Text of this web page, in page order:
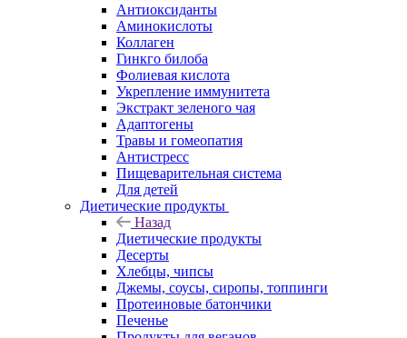
Антиоксиданты
Аминокислоты
Коллаген
Гинкго билоба
Фолиевая кислота
Укрепление иммунитета
Экстракт зеленого чая
Адаптогены
Травы и гомеопатия
Антистресс
Пищеварительная система
Для детей
Диетические продукты
Назад
Диетические продукты
Десерты
Хлебцы, чипсы
Джемы, соусы, сиропы, топпинги
Протеиновые батончики
Печенье